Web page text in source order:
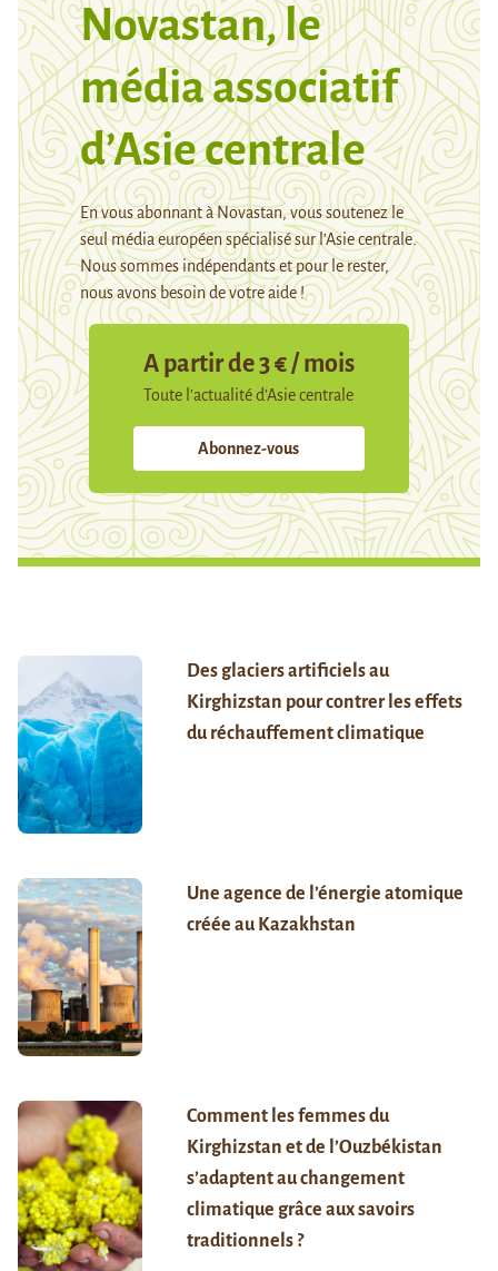
Novastan, le
média associatif
d’Asie centrale
En vous abonnant à Novastan, vous soutenez le
seul média européen spécialisé sur l’Asie centrale.
Nous sommes indépendants et pour le rester,
nous avons besoin de votre aide !
A partir de 3 € / mois
Toute l’actualité d’Asie centrale
Abonnez-vous
Des glaciers artificiels au
Kirghizstan pour contrer les effets
du réchauffement climatique
Une agence de l’énergie atomique
créée au Kazakhstan
Comment les femmes du
Kirghizstan et de l’Ouzbékistan
s’adaptent au changement
climatique grâce aux savoirs
traditionnels ?